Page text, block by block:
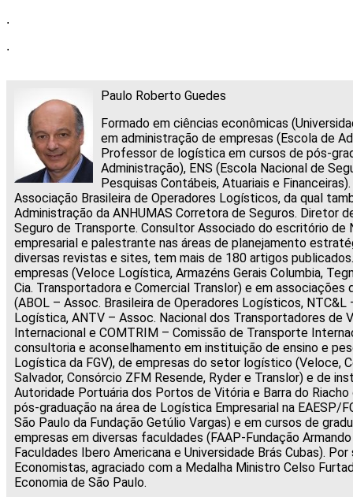
.
.
Paulo Roberto Guedes
Formado em ciências econômicas
em administração de empresas (Escola de
Professor de logística em cursos de pós-
Administração), ENS (Escola Nacional de
Pesquisas Contábeis, Atuariais e
Associação Brasileira de Operadores Logísticos, da qual
Administração da ANHUMAS Corretora de Seguros. Diretor
Seguro de Transporte. Consultor Associado do escritório de
empresarial e palestrante nas áreas de planejamento
diversas revistas e sites, tem mais de 180 artigos
empresas (Veloce Logística, Armazéns Gerais Columbia,
Cia. Transportadora e Comercial Translor) e em
(ABOL – Assoc. Brasileira de Operadores Logísticos,
Logística, ANTV – Assoc. Nacional dos Transportadores de
Internacional e COMTRIM – Comissão de Transporte
consultoria e aconselhamento em instituição de ensino e
Logística da FGV), de empresas do setor logístico (Veloce,
Salvador, Consórcio ZFM Resende, Ryder e Translor) e de
Autoridade Portuária dos Portos de Vitória e Barra do
pós-graduação na área de Logística Empresarial na EAESP/
São Paulo da Fundação Getúlio Vargas) e em cursos de
empresas em diversas faculdades (FAAP-Fundação
Faculdades Ibero Americana e Universidade Brás Cubas).
Economistas, agraciado com a Medalha Ministro Celso
Economia de São Paulo.